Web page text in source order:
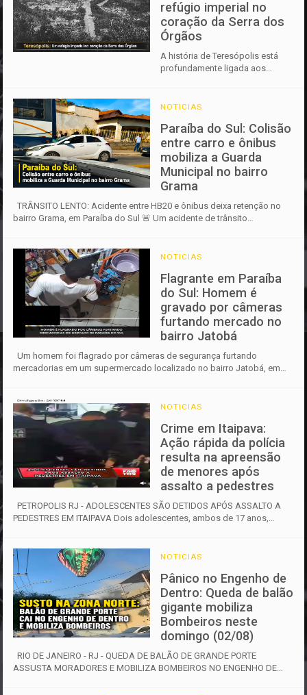
refúgio imperial no
coração da Serra dos
Órgãos
A história de Teresópolis está
profundamente ligada aos
da Serra dos Órgãos. ...
NOTICIAS
Paraíba do Sul: Colisão
entre carro e ônibus
mobiliza a Guarda
Municipal no bairro
Grama
TRÂNSITO LENTO: Acidente entre HB20 e ônibus deixa retenção no
bairro Grama, em Paraíba do Sul 🚨 Um acidente de trânsito
NOTICIAS
Flagrante em Paraíba
do Sul: Homem é
gravado por câmeras
furtando mercado no
bairro Jatobá
Um homem foi flagrado por câmeras de segurança furtando
mercadorias em um supermercado localizado no bairro Jatobá, em
NOTICIAS
Crime em Itaipava:
Ação rápida da polícia
resulta na apreensão
de menores após
assalto a pedestres
PETROPOLIS RJ - ADOLESCENTES SÃO DETIDOS APÓS ASSALTO A
PEDESTRES EM ITAIPAVA Dois adolescentes, ambos de 17 anos,
NOTICIAS
Pânico no Engenho de
Dentro: Queda de balão
gigante mobiliza
Bombeiros neste
domingo (02/08)
RIO DE JANEIRO - RJ - QUEDA DE BALÃO DE GRANDE PORTE
ASSUSTA MORADORES E MOBILIZA BOMBEIROS NO ENGENHO DE